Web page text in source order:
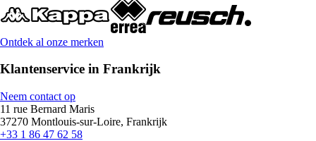
Ontdek al onze merken
Klantenservice in Frankrijk
Neem contact op
11 rue Bernard Maris
37270 Montlouis-sur-Loire, Frankrijk
+33 1 86 47 62 58